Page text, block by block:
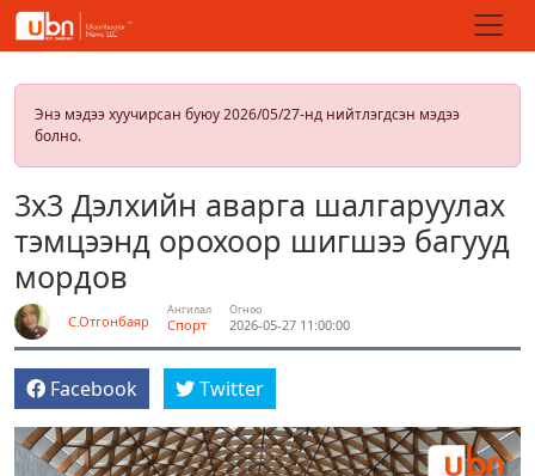
Энэ мэдээ хуучирсан буюу 2026/05/27-нд нийтлэгдсэн мэдээ
болно.
3х3 Дэлхийн аварга шалгаруулах
тэмцээнд орохоор шигшээ багууд
мордов
С.Отгонбаяр
Ангилал
Спорт
Огноо
2026-05-27 11:00:00
Facebook Twitter